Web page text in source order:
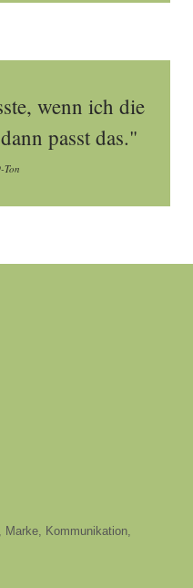
wenn ich die
passt das."
Ton
Marke, Kommunikation,